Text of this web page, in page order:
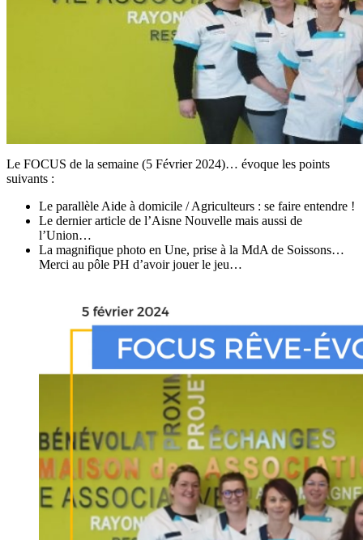
Le FOCUS de la semaine (5 Février 2024)… évoque les points
suivants :
Le parallèle Aide à domicile / Agriculteurs : se faire entendre !
Le dernier article de l’Aisne Nouvelle mais aussi de
l’Union…
La magnifique photo en Une, prise à la MdA de Soissons…
Merci au pôle PH d’avoir jouer le jeu…